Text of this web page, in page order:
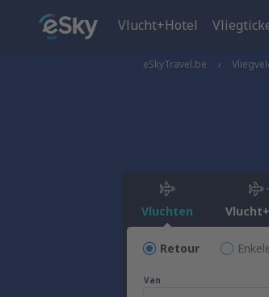
Vlucht+Hotel
eSkyTravel.be
Vluchten
Retour
Van